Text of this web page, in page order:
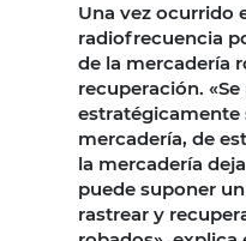
Una vez ocurrido
radiofrecuencia
de la mercadería
recuperación.
estratégicamente
mercadería, de
la mercadería
puede suponer
rastrear y